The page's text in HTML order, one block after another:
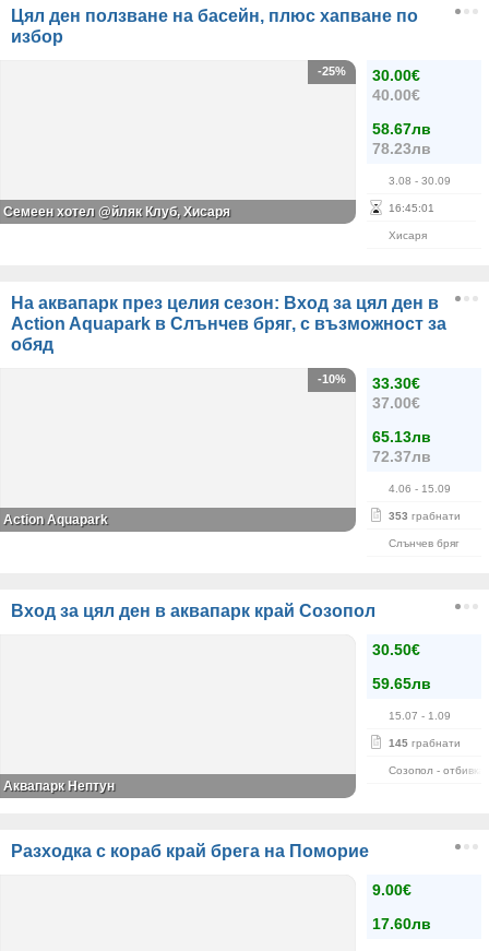
Цял ден ползване на басейн, плюс хапване по
избор
30.00€
40.00€
58.67лв
78.23лв
3.08 - 30.09
16:45:01
Хисаря
-25%
Семеен хотел @йляк Клуб, Хисаря
На аквапарк през целия сезон: Вход за цял ден в
Action Aquapark в Слънчев бряг, с възможност за
обяд
33.30€
37.00€
65.13лв
72.37лв
4.06 - 15.09
353 грабнати
Слънчев бряг
-10%
Action Aquapark
Вход за цял ден в аквапарк край Созопол
30.50€
59.65лв
15.07 - 1.09
145 грабнати
Созопол -
Аквапарк Нептун
Разходка с кораб край брега на Поморие
9.00€
17.60лв